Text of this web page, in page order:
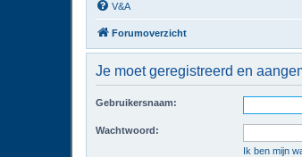
V&A
Forumoverzicht
Je moet geregistreerd en
Gebruikersnaam:
Wachtwoord:
Ik ben mijn